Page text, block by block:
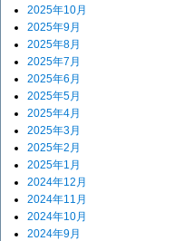
2025年10月
2025年9月
2025年8月
2025年7月
2025年6月
2025年5月
2025年4月
2025年3月
2025年2月
2025年1月
2024年12月
2024年11月
2024年10月
2024年9月